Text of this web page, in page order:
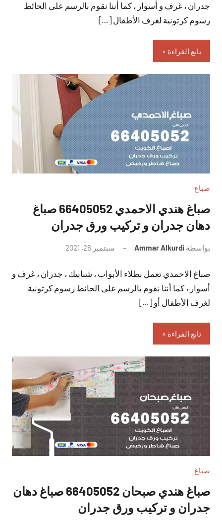
جدران ، غرف و أسوار ، كما أننا نقوم بالرسم على الحائط
رسوم كرتونية لغرف الأطفال […]
تابع القراءة
صباغ
صباغ هندي الاحمدي 66405052 صباغ
دهان جدران و تركيب ورق جدران
بواسطة Ammar Alkurdi سبتمبر 28, 2021
تعليقات
صباغ الاحمدي تعمل بطلاء الأبواب ، شبابيك ، جدران ، غرف و
أسوار ، كما أننا نقوم بالرسم على الحائط رسوم كرتونية
لغرف الأطفال أو […]
تابع القراءة
صباغ
صباغ هندي صبحان 66405052 صباغ دهان
جدران و تركيب ورق جدران